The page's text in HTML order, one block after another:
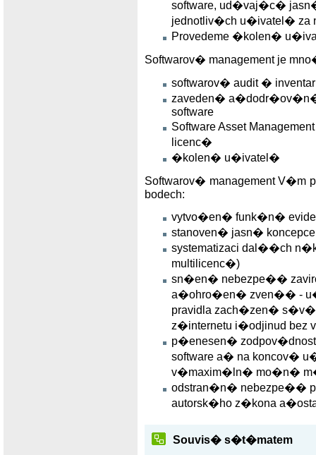
software, ud�vaj�c�
jednotliv�ch u�ivatel� za
Provedeme �kolen�
Softwarov� management je
softwarov� audit �
zaveden�
software
Software Asset
licenc�
�kolen� u�ivatel�
Softwarov� management
bodech:
vytvo�en� funk�n�
stanoven� jasn�
systematizaci dal��ch
multilicenc�)
sn�en� nebezpe��
a�ohro�en� zven�� -
pravidla zach�zen�
z�internetu i�odjinud
p�enesen�
software a� na koncov�
v�maxim�ln� mo�n�
odstran�n� nebezpe��
autorsk�ho z�kona
Souvis� s�t�matem